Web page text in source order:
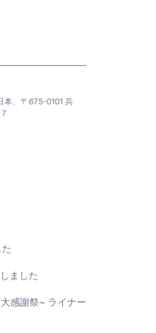
本、〒675-0101 兵
ました
感謝祭~ ライナー